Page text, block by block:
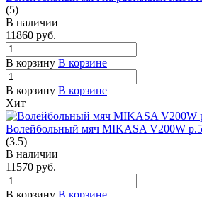
(5)
В наличии
11860 руб.
В корзину В корзине
В корзину В корзине
Хит
Волейбольный мяч MIKASA V200W
(3.5)
В наличии
11570 руб.
В корзину В корзине